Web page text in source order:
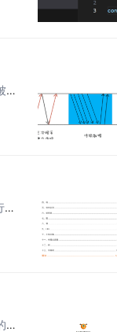
互联网中的数据是通过数据包来传输的。如果发送的数据很大，那么该数据就会被拆分为很多小数据包来传输 IP 目的 把数据包送达目的主机 是什么 数据包要在网上进行传输，就要符合网际协议（Internet Protocol，简称IP）标准。...
图解算法小册 最近整理了一本算法小册，感兴趣的同学可以加我微信linwu-hi进行获取 前言 在上一篇作为面试官，为什么我推荐微前端作为前端面试的亮点？反馈效果不错，我接着出第二篇组件库专题，主要是我选择的方向，前端同学都可以很...
大家好，我是前端小张同学，最近在忙着公司的业务开发，都没有怎么更新自己的学习记录了，借着今天这个机会，就给大家分享一下，我是如何把上一次的弹幕设计，在业余时间写成了一个简单的mini库，对比上次思路设计，这次是进阶版。 弹幕功能： 开启...